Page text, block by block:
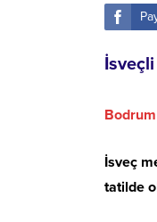
İsveç
tatilde